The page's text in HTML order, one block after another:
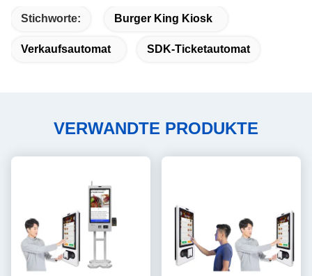
Stichworte: Burger King Kiosk
Verkaufsautomat SDK-Ticketautomat
VERWANDTE PRODUKTE